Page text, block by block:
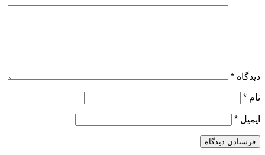
دیدگاه *
نام *
ایمیل *